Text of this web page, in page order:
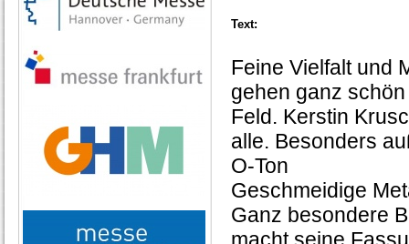
Text:
Feine Vielfalt und
gehen ganz
Feld. Kerstin
alle. Besonders
O-Ton
Geschmeidige
Ganz besondere